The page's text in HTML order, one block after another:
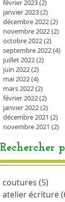
février 2023(2)
janvier 2023(2)
décembre 2022(2)
novembre 2022(2)
octobre 2022(2)
septembre 2022(4)
juillet 2022(2)
juin 2022(2)
mai 2022(4)
mars 2022(2)
février 2022(2)
janvier 2022(2)
décembre 2021 (2)
novembre 2021 (2)
Rechercher
coutures (5)
atelier écriture